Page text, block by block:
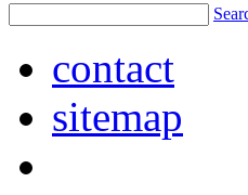
contact
sitemap